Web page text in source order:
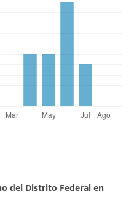
del Distrito Federal en